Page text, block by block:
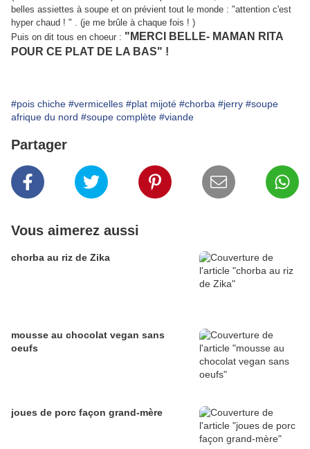
belles assiettes à soupe et on prévient tout le monde : "attention c'est
hyper chaud ! " . (je me brûle à chaque fois ! )
Puis on dit tous en choeur : "MERCI BELLE- MAMAN RITA
POUR CE PLAT DE LA BAS" !
#pois chiche #vermicelles #plat mijoté #chorba #jerry #soupe
afrique du nord #soupe complète #viande
Partager
Vous aimerez aussi
chorba au riz de Zika
mousse au chocolat vegan sans
oeufs
joues de porc façon grand-mère